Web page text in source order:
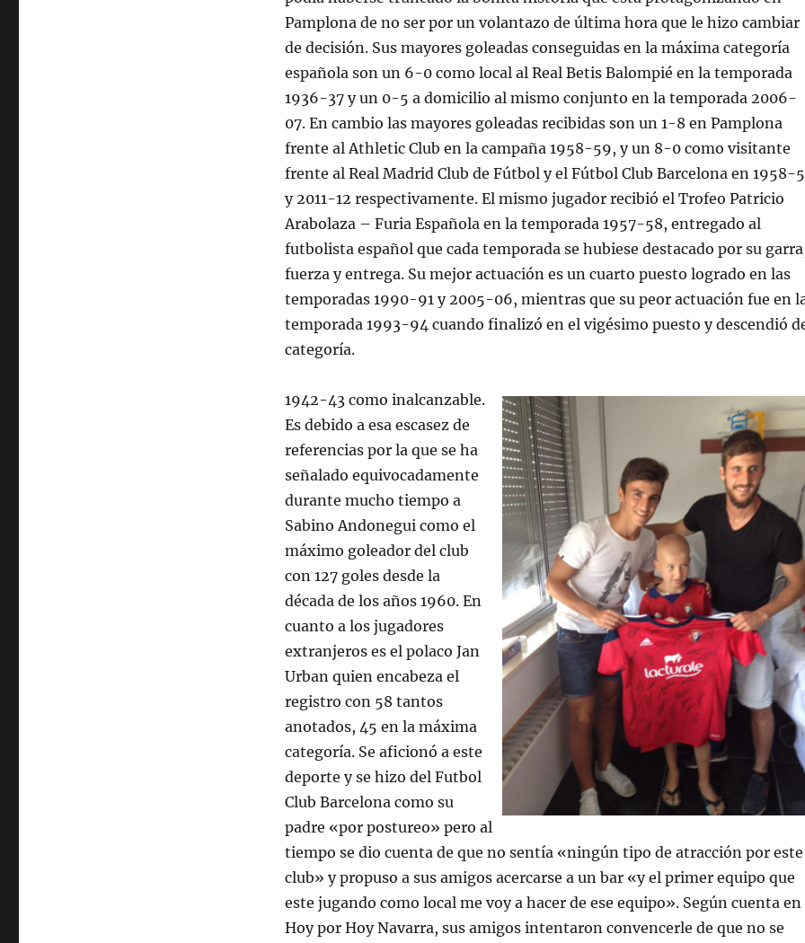
Pamplona de no ser por un volantazo de última hora que le hizo cambiar
de decisión. Sus mayores goleadas conseguidas en la máxima categoría
española son un 6-0 como local al Real Betis Balompié en la temporada
1936-37 y un 0-5 a domicilio al mismo conjunto en la temporada 2006-
07. En cambio las mayores goleadas recibidas son un 1-8 en Pamplona
frente al Athletic Club en la campaña 1958-59, y un 8-0 como visitante
frente al Real Madrid Club de Fútbol y el Fútbol Club Barcelona en 1958-
y 2011-12 respectivamente. El mismo jugador recibió el Trofeo Patricio
Arabolaza – Furia Española en la temporada 1957-58, entregado al
futbolista español que cada temporada se hubiese destacado por su
fuerza y entrega. Su mejor actuación es un cuarto puesto logrado en las
temporadas 1990-91 y 2005-06, mientras que su peor actuación fue en
temporada 1993-94 cuando finalizó en el vigésimo puesto y descendió
categoría.
1942-43 como inalcanzable.
Es debido a esa escasez de
referencias por la que se ha
señalado equivocadamente
durante mucho tiempo a
Sabino Andonegui como el
máximo goleador del club
con 127 goles desde la
década de los años 1960. En
cuanto a los jugadores
extranjeros es el polaco Jan
Urban quien encabeza el
registro con 58 tantos
anotados, 45 en la máxima
categoría. Se aficionó a este
deporte y se hizo del Futbol
Club Barcelona como su
padre «por postureo» pero al
tiempo se dio cuenta de que no sentía «ningún tipo de atracción por este
club» y propuso a sus amigos acercarse a un bar «y el primer equipo que
este jugando como local me voy a hacer de ese equipo». Según cuenta en
Hoy por Hoy Navarra, sus amigos intentaron convencerle de que no se